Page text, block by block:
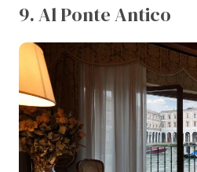
9. Al Ponte Antico